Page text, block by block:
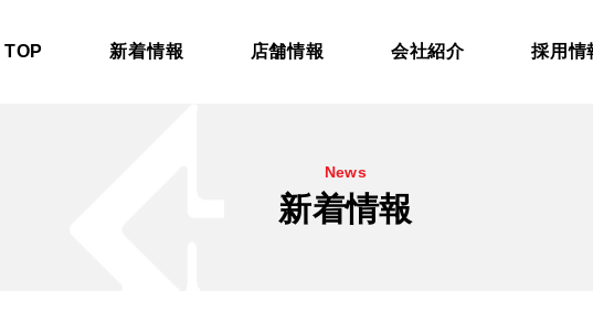
TOP 新着情報 店舗情報 会社紹介 採用情
News
新着情報